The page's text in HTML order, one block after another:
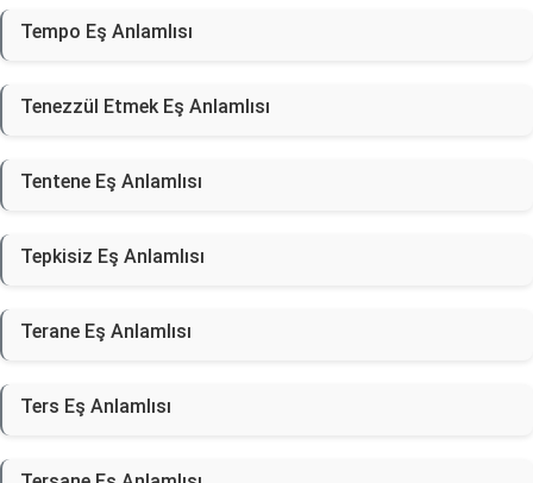
Tempo Eş Anlamlısı
Tenezzül Etmek Eş Anlamlısı
Tentene Eş Anlamlısı
Tepkisiz Eş Anlamlısı
Terane Eş Anlamlısı
Ters Eş Anlamlısı